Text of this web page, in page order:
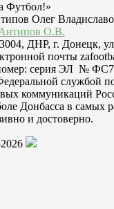
Футбол!»
Олег
О.В.
ДНР, г. Донецк,
почты
серия ЭЛ №
службой
коммуникаций
Донбасса в самых
и достоверно.